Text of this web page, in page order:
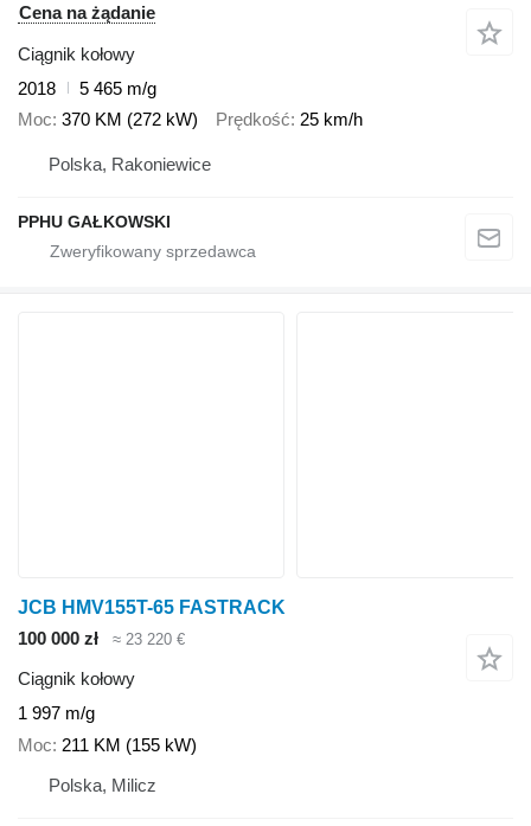
Cena na żądanie
Ciągnik kołowy
2018
5 465 m/g
Moc 370 KM (272 kW) Prędkość 25 km/h
Polska, Rakoniewice
PPHU GAŁKOWSKI
JCB HMV155T-65 FASTRACK
100 000 zł
≈ 23 220 €
Ciągnik kołowy
1 997 m/g
Moc 211 KM (155 kW)
Polska, Milicz